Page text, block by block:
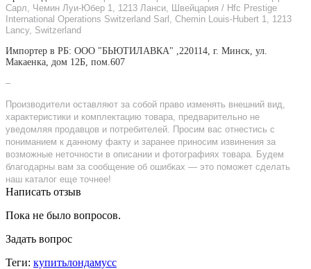
Сарл, Чемин Луи-Юбер 1, 1213 Ланси, Швейцария / Hfc Prestige
International Operations Switzerland Sarl, Chemin Louis-Hubert 1, 1213
Lancy, Switzerland
Импортер в РБ: ООО "БЬЮТИЛАВКА" ,220114, г. Минск, ул.
Макаенка, дом 12Б, пом.607
–
Производители оставляют за собой право изменять внешний вид,
характеристики и комплектацию товара, предварительно не
уведомляя продавцов и потребителей. Просим вас отнестись с
пониманием к данному факту и заранее приносим извинения за
возможные неточности в описании и фотографиях товара. Будем
благодарны вам за сообщение об ошибках — это поможет сделать
наш каталог еще точнее!
Написать отзыв
Пока не было вопросов.
Задать вопрос
Теги: купитьлондамусс